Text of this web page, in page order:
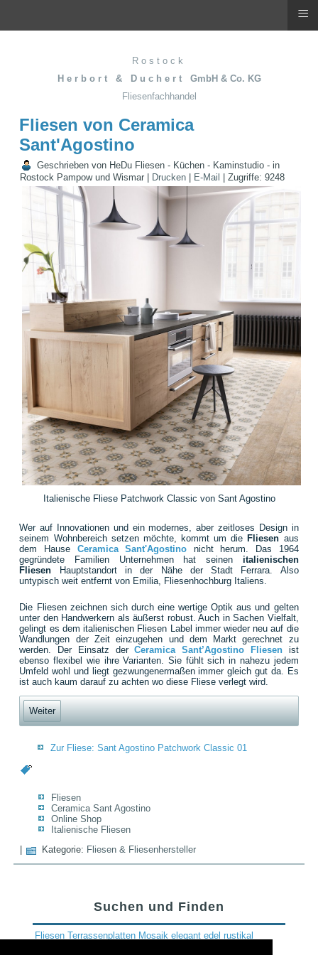
R o s t o c k
H e r b o r t & D u c h e r t GmbH & Co. KG
Fliesenfachhandel
Fliesen von Ceramica
Sant'Agostino
Geschrieben von HeDu Fliesen - Küchen - Kaminstudio - in
Rostock Pampow und Wismar
Drucken E-Mail |Zugriffe: 9248
Italienische Fliese Patchwork Classic von Sant Agostino
Wer auf Innovationen und ein modernes, aber zeitloses Design in
seinem Wohnbereich setzen möchte, kommt um die Fliesen aus
dem Hause Ceramica Sant'Agostino nicht herum. Das 1964
gegründete Familien Unternehmen hat seinen italienischen
Fliesen Hauptstandort in der Nähe der Stadt Ferrara. Also
untypisch weit entfernt von Emilia, Fliesenhochburg Italiens.
Die Fliesen zeichnen sich durch eine wertige Optik aus und gelten
unter den Handwerkern als äußerst robust. Auch in Sachen Vielfalt,
gelingt es dem italienischen Fliesen Label immer wieder neu auf die
Wandlungen der Zeit einzugehen und dem Markt gerechnet zu
werden. Der Einsatz derCeramica Sant’Agostino Fliesen
ist
ebenso flexibel wie ihre Varianten. Sie fühlt sich in nahezu jedem
Umfeld wohl und liegt gezwungenermaßen immer gleich gut da. Es
ist auch kaum darauf zu achten wo diese Fliese verlegt wird.
Weiter
Zur Fliese: Sant Agostino Patchwork Classic 01
Fliesen
Ceramica Sant Agostino
Online Shop
Italienische Fliesen
Kategorie: Fliesen & Fliesenhersteller
Suchen und Finden
Fliesen Terrassenplatten Mosaik elegant edel rustikal
≡